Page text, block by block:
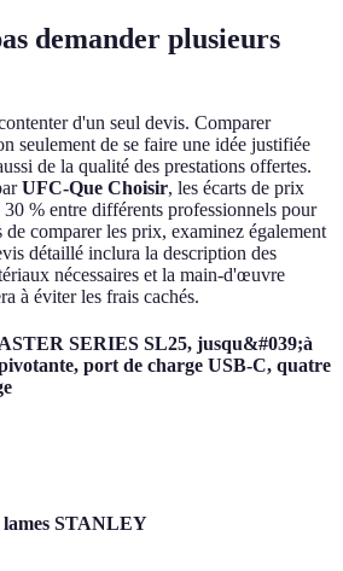
demander plusieurs
d'un seul devis. Comparer
seulement de se faire une idée justifiée
de la qualité des prestations offertes.
UFC-Que Choisir, les écarts de prix
% entre différents professionnels pour
de comparer les prix, examinez également
détaillé inclura la description des
nécessaires et la main-d'œuvre
à éviter les frais cachés.
SERIES SL25, jusqu&#039;à
port de charge USB-C, quatre
lames STANLEY